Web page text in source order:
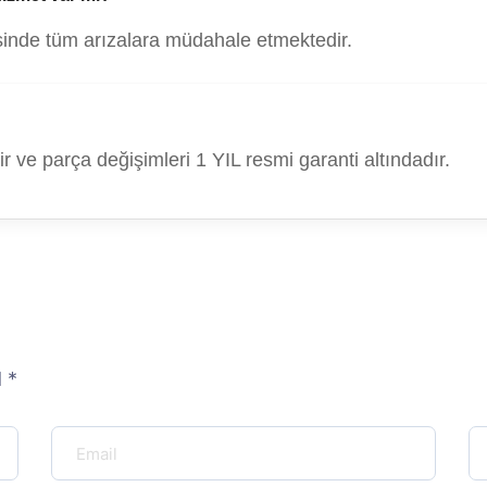
tüm arızalara müdahale etmektedir.
parça değişimleri 1 YIL resmi garanti altındadır.
*